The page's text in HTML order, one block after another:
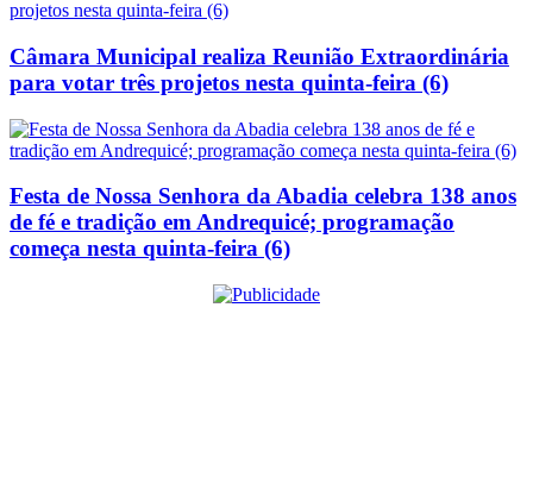
Câmara Municipal realiza Reunião Extraordinária
para votar três projetos nesta quinta-feira (6)
Festa de Nossa Senhora da Abadia celebra 138 anos
de fé e tradição em Andrequicé; programação
começa nesta quinta-feira (6)